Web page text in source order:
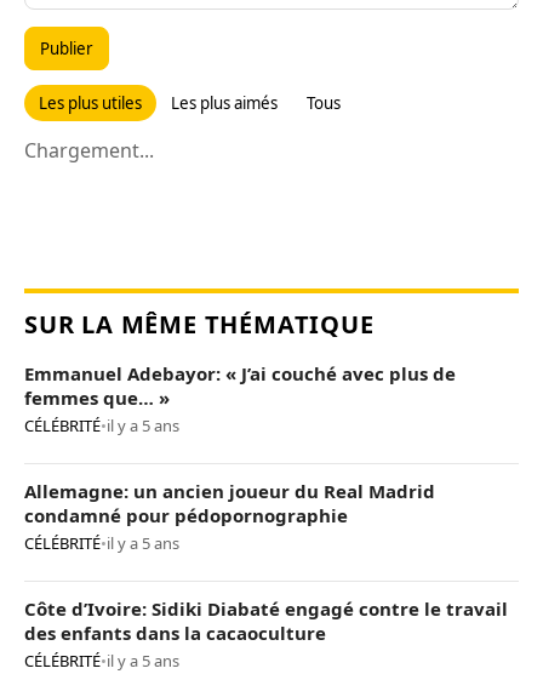
Publier
Les plus utiles Les plus aimés Tous
Chargement...
SUR LA MÊME THÉMATIQUE
Emmanuel Adebayor: « J’ai couché avec plus de
femmes que… »
CÉLÉBRITÉ•il y a 5 ans
Allemagne: un ancien joueur du Real Madrid
condamné pour pédopornographie
CÉLÉBRITÉ•il y a 5 ans
Côte d’Ivoire: Sidiki Diabaté engagé contre le travail
des enfants dans la cacaoculture
CÉLÉBRITÉ•il y a 5 ans